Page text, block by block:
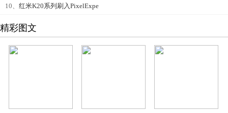
10、 红米K20系列刷入PixelExpe
精彩图文